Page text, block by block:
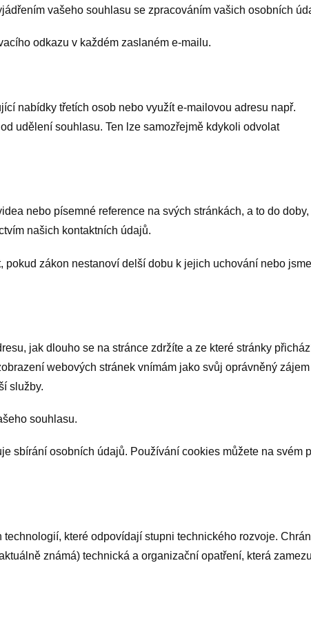
vašeho souhlasu se zpracováním vašich osobních
odkazu v každém zaslaném e-mailu.
nabídky třetích osob nebo využít e-mailovou adresu např.
udělení souhlasu. Ten lze samozřejmě kdykoli odvolat
nebo písemné reference na svých stránkách, a to do
našich kontaktních údajů.
zákon nestanoví delší dobu k jejich uchování nebo
jak dlouho se na stránce zdržíte a ze které stránky
webových stránek vnímám jako svůj oprávněný zájem
služby.
souhlasu.
sbírání osobních údajů. Používání cookies můžete na svém
které odpovídají stupni technického rozvoje.
známá) technická a organizační opatření, která